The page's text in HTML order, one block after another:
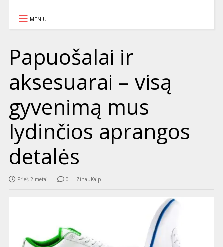
MENIU
Papuošalai ir
aksesuarai – visą
gyvenimą mus
lydinčios aprangos
detalės
Prieš 2 metai 0 ZinauKaip